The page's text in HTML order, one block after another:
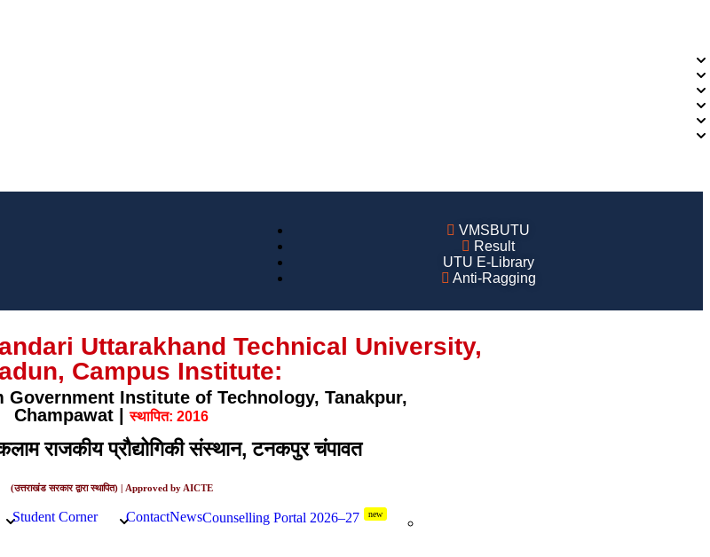
VMSBUTU
Result
UTU E-Library
Anti-Ragging
Uttarakhand Technical University,
Campus Institute:
Government Institute of Technology, Tanakpur,
Champawat |स्थापित: 2016
राजकीय प्रौद्योगिकी संस्थान, टनकपुर चंपावत
(उत्तराखंड सरकार द्वारा स्थापित) | Approved by AICTE
Student Corner ContactNewsCounselling Portal 2026–27 new